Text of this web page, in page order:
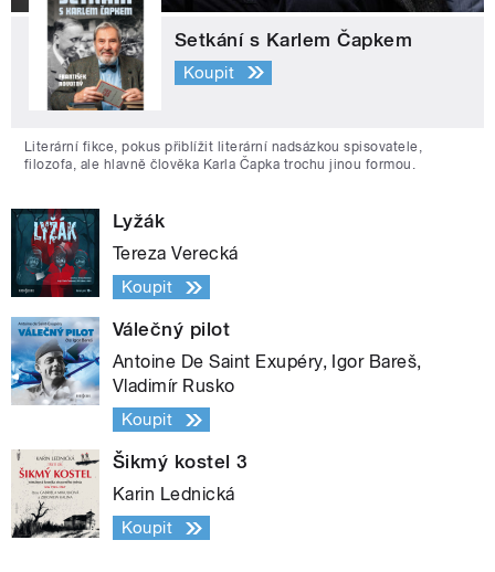
Setkání s Karlem Čapkem
Koupit
Literární fikce, pokus přiblížit literární nadsázkou spisovatele,
filozofa, ale hlavně člověka Karla Čapka trochu jinou formou.
Lyžák
Tereza Verecká
Koupit
Válečný pilot
Antoine De Saint Exupéry, Igor Bareš,
Vladimír Rusko
Koupit
Šikmý kostel 3
Karin Lednická
Koupit